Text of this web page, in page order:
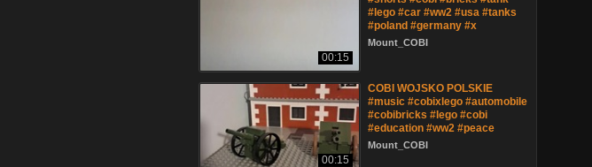
00:15
#lego #car #ww2 #usa #tanks
#poland #germany #x
Mount_COBI
00:15
COBI WOJSKO POLSKIE
#music #cobixlego #automobile
#cobibricks #lego #cobi
#education #ww2 #peace
Mount_COBI